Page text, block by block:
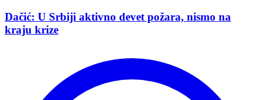
Dačić: U Srbiji aktivno devet požara, nismo na
kraju krize